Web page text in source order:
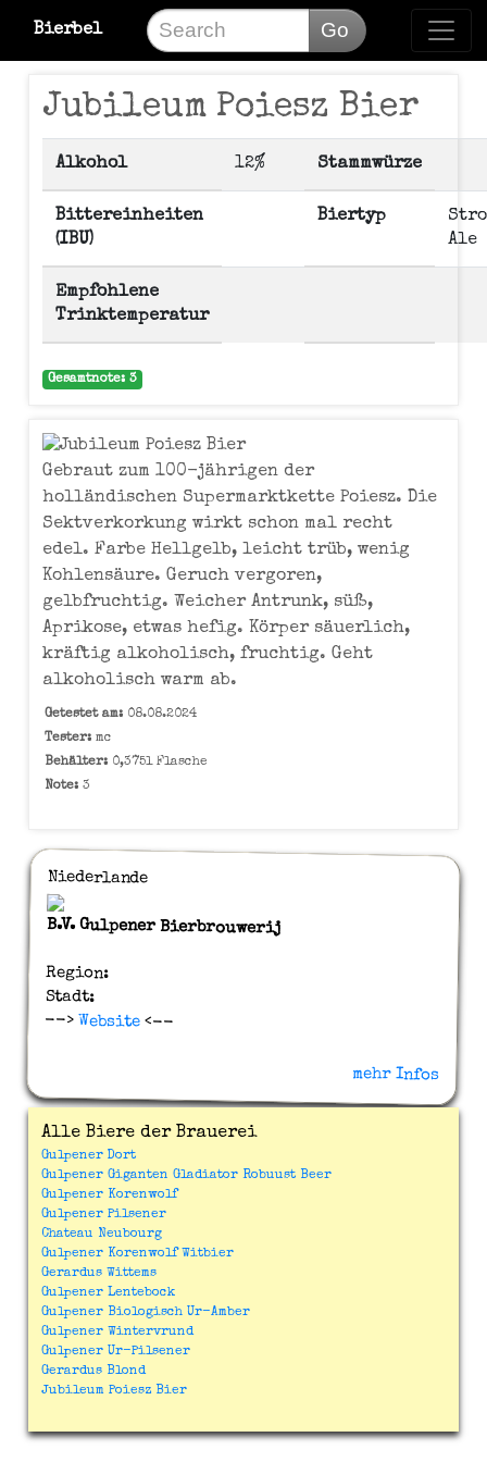
Bierbel Go
Jubileum Poiesz Bier
Alkohol 12% Stammwürze
Bittereinheiten
(IBU)
Biertyp
Ale
Empfohlene
Trinktemperatur
Gesamtnote: 3
Gebraut zum 100-jährigen der
holländischen Supermarktkette Poiesz. Die
Sektverkorkung wirkt schon mal recht
edel. Farbe Hellgelb, leicht trüb, wenig
Kohlensäure. Geruch vergoren,
gelbfruchtig. Weicher Antrunk, süß,
Aprikose, etwas hefig. Körper säuerlich,
kräftig alkoholisch, fruchtig. Geht
alkoholisch warm ab.
Getestet am: 08.08.2024
Tester: mc
Behälter: 0,375l Flasche
Note: 3
Niederlande
B.V. Gulpener Bierbrouwerij
Region:
Stadt:
--> Website <--
mehr Infos
Alle Biere der Brauerei
Gulpener Dort
Gulpener Giganten Gladiator Robuust Beer
Gulpener Korenwolf
Gulpener Pilsener
Chateau Neubourg
Gulpener Korenwolf Witbier
Gerardus Wittems
Gulpener Lentebock
Gulpener Biologisch Ur-Amber
Gulpener Wintervrund
Gulpener Ur-Pilsener
Gerardus Blond
Jubileum Poiesz Bier